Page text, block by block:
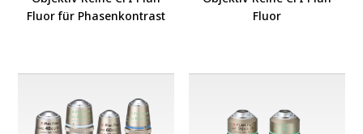
Fluor für Phasenkontrast
Fluor